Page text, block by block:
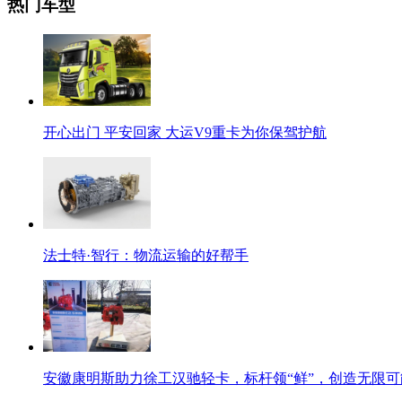
热门车型
开心出门 平安回家 大运V9重卡为你保驾护航
法士特·智行：物流运输的好帮手
安徽康明斯助力徐工汉驰轻卡，标杆领“鲜”，创造无限